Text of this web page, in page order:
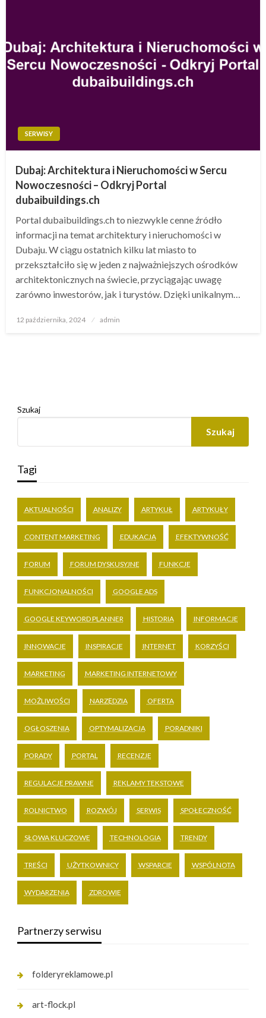
SERWISY
Dubaj: Architektura i Nieruchomości w Sercu
Nowoczesności – Odkryj Portal
dubaibuildings.ch
Portal dubaibuildings.ch to niezwykle cenne źródło
informacji na temat architektury i nieruchomości w
Dubaju. W ciągu ostatnich kilku lat miasto to
przekształciło się w jeden z najważniejszych ośrodków
architektonicznych na świecie, przyciągając uwagę
zarówno inwestorów, jak i turystów. Dzięki unikalnym…
Opublikowane
12 października, 2024 admin
Szukaj
Szukaj
Tagi
AKTUALNOŚCI ANALIZY ARTYKUŁ ARTYKUŁY
CONTENT MARKETING EDUKACJA EFEKTYWNOŚĆ
FORUM FORUM DYSKUSYJNE FUNKCJE
FUNKCJONALNOŚCI GOOGLE ADS
GOOGLE KEYWORD PLANNER HISTORIA INFORMACJE
INNOWACJE INSPIRACJE INTERNET KORZYŚCI
MARKETING MARKETING INTERNETOWY
MOŻLIWOŚCI NARZĘDZIA OFERTA
OGŁOSZENIA OPTYMALIZACJA PORADNIKI
PORADY PORTAL RECENZJE
REGULACJE PRAWNE REKLAMY TEKSTOWE
ROLNICTWO ROZWÓJ SERWIS SPOŁECZNOŚĆ
SŁOWA KLUCZOWE TECHNOLOGIA TRENDY
TREŚCI UŻYTKOWNICY WSPARCIE WSPÓLNOTA
WYDARZENIA ZDROWIE
Partnerzy serwisu
folderyreklamowe.pl
art-flock.pl